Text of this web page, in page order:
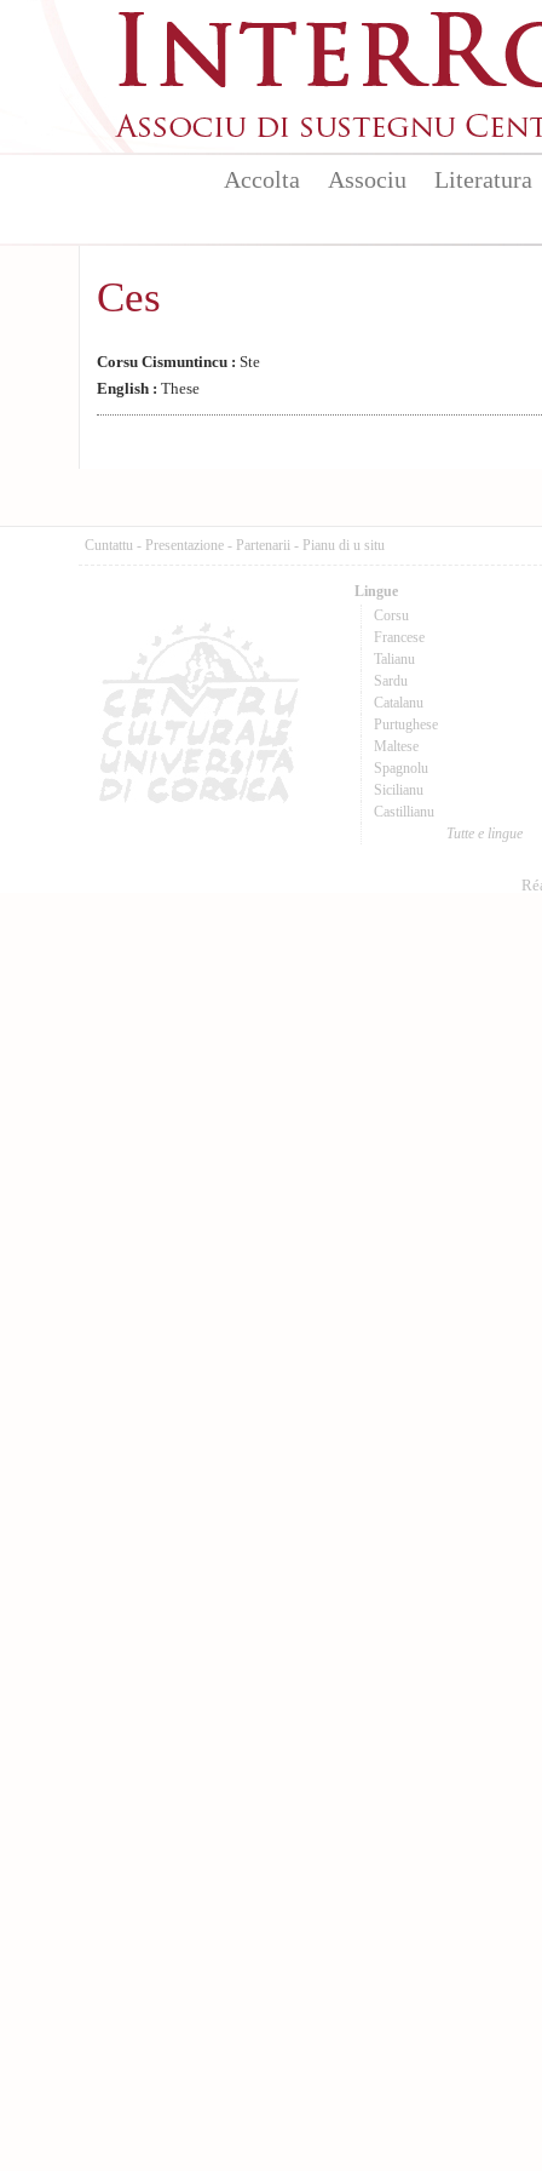
Accolta Associu Literatura
Ces
Corsu Cismuntincu : Ste
English : These
Cuntattu - Presentazione - Partenarii - Pianu di u situ
Lingue
Corsu
Francese
Talianu
Sardu
Catalanu
Purtughese
Maltese
Spagnolu
Sicilianu
Castillianu
Tutte e lingue